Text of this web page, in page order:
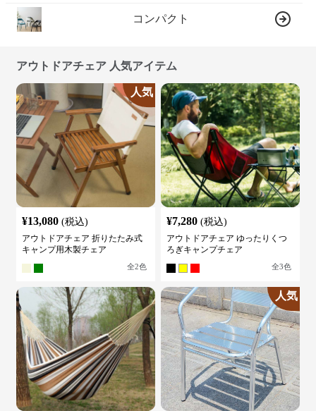
コンパクト
アウトドアチェア 人気アイテム
人気
¥13,080 (税込)
アウトドアチェア 折りたたみ式
キャンプ用木製チェア
全2色
¥7,280 (税込)
アウトドアチェア ゆったりくつ
ろぎキャンプチェア
全3色
人気